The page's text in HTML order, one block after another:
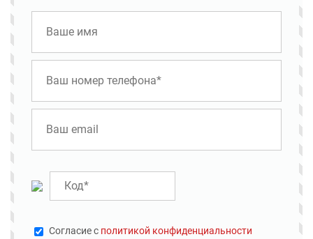
Cогласие с политикой конфиденциальности